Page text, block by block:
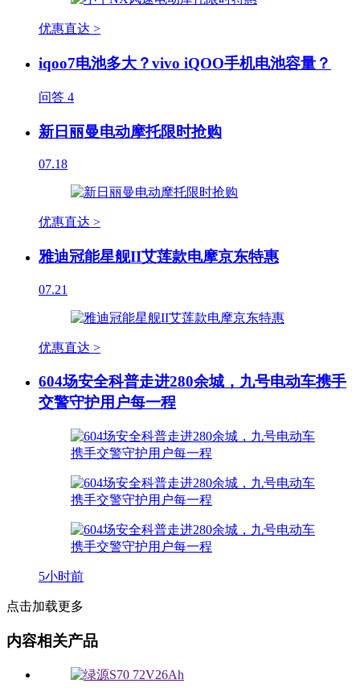
优惠直达 >
iqoo7电池多大？vivo iQOO手机电池容量？
问答 4
新日丽曼电动摩托限时抢购
07.18
优惠直达 >
雅迪冠能星舰II艾莲款电摩京东特惠
07.21
优惠直达 >
604场安全科普走进280余城，九号电动车携手
交警守护用户每一程
5小时前
点击加载更多
内容相关产品